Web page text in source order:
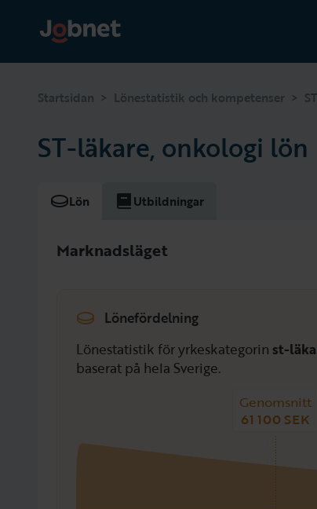
Startsidan > Lönestatistik och kompetenser >
ST-läkare, onkologi lön
Lön Utbildningar
Marknadsläget
Lönefördelning
Lönestatistik för yrkeskategorin st-
baserat på hela Sverige.
Genomsnitt
61 100 SEK